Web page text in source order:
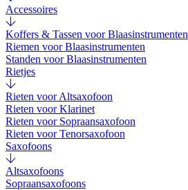
Accessoires
Koffers & Tassen voor Blaasinstrumenten
Riemen voor Blaasinstrumenten
Standen voor Blaasinstrumenten
Rietjes
Rieten voor Altsaxofoon
Rieten voor Klarinet
Rieten voor Sopraansaxofoon
Rieten voor Tenorsaxofoon
Saxofoons
Altsaxofoons
Sopraansaxofoons